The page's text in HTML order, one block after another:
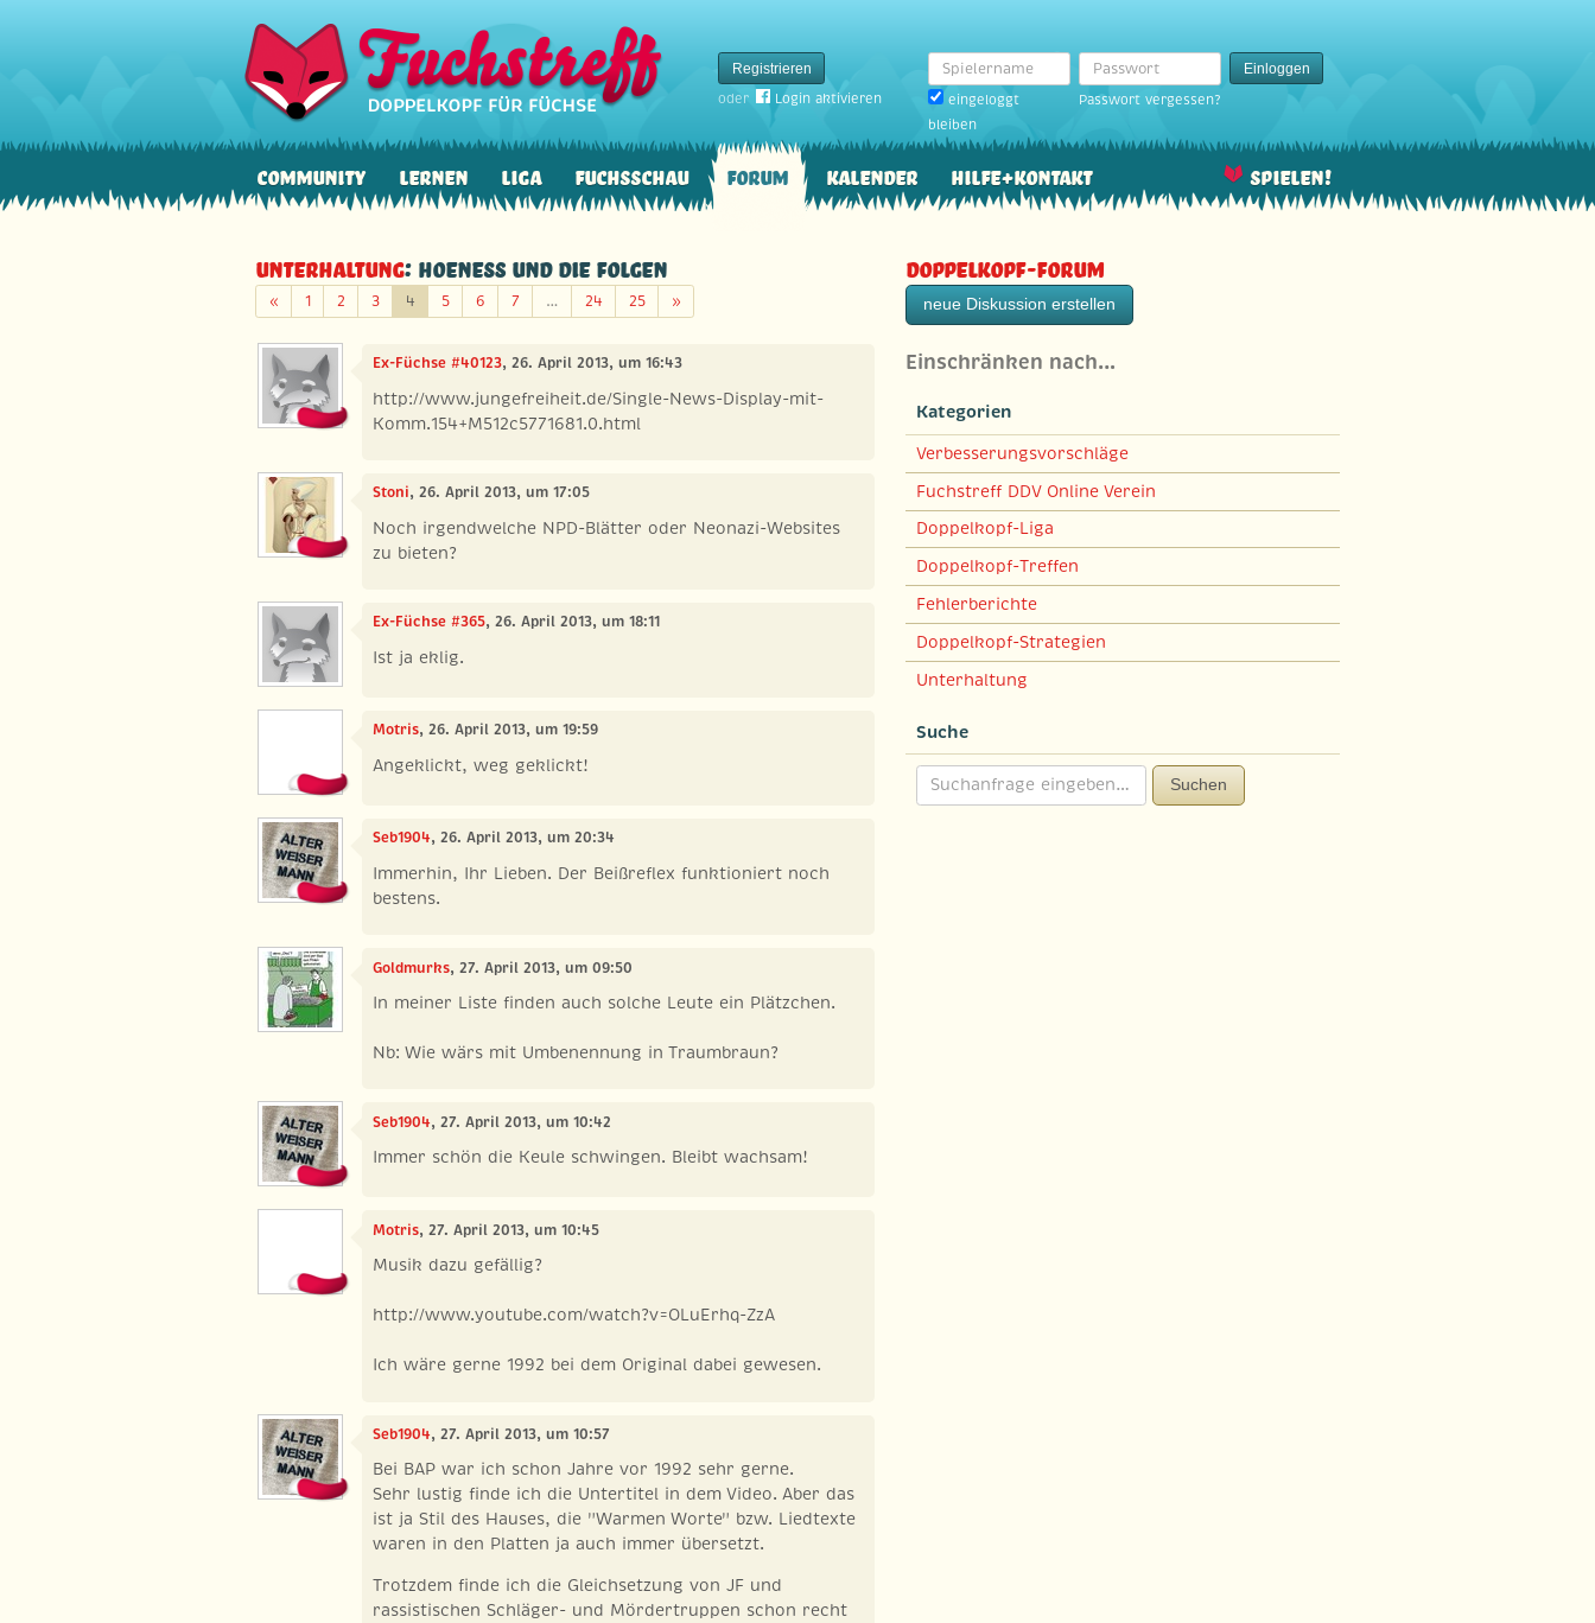
Registrieren
oder
Login aktivieren
Spielername
eingeloggt
bleiben
Passwort
Einloggen
Passwort vergessen?
Community Lernen Liga Fuchsschau Forum Kalender Hilfe+Kontakt Spielen!
Unterhaltung: Hoeneß und die Folgen
«Zurück
1 2 3 4 5 6 7 … 24 25 »Weiter
Ex-Füchse #40123, 26. April 2013, um 16:43
http://www.jungefreiheit.de/Single-News-Display-mit-
Komm.154+M512c5771681.0.html
Stoni, 26. April 2013, um 17:05
Noch irgendwelche NPD-Blätter oder Neonazi-Websites
zu bieten?
Ex-Füchse #365, 26. April 2013, um 18:11
Ist ja eklig.
Motris, 26. April 2013, um 19:59
Angeklickt, weg geklickt!
Seb1904, 26. April 2013, um 20:34
Immerhin, Ihr Lieben. Der Beißreflex funktioniert noch
bestens.
Goldmurks, 27. April 2013, um 09:50
In meiner Liste finden auch solche Leute ein Plätzchen.
Nb: Wie wärs mit Umbenennung in Traumbraun?
Seb1904, 27. April 2013, um 10:42
Immer schön die Keule schwingen. Bleibt wachsam!
Motris, 27. April 2013, um 10:45
Musik dazu gefällig?
http://www.youtube.com/watch?v=OLuErhq-ZzA
Ich wäre gerne 1992 bei dem Original dabei gewesen.
Seb1904, 27. April 2013, um 10:57
Bei BAP war ich schon Jahre vor 1992 sehr gerne.
Sehr lustig finde ich die Untertitel in dem Video. Aber das
ist ja Stil des Hauses, die "Warmen Worte" bzw. Liedtexte
waren in den Platten ja auch immer übersetzt.
Trotzdem finde ich die Gleichsetzung von JF und
rassistischen Schläger- und Mördertruppen schon recht
Doppelkopf-Forum
neue Diskussion erstellen
Einschränken nach…
Kategorien
Verbesserungsvorschläge
Fuchstreff DDV Online Verein
Doppelkopf-Liga
Doppelkopf-Treffen
Fehlerberichte
Doppelkopf-Strategien
Unterhaltung
Suche
Suchen